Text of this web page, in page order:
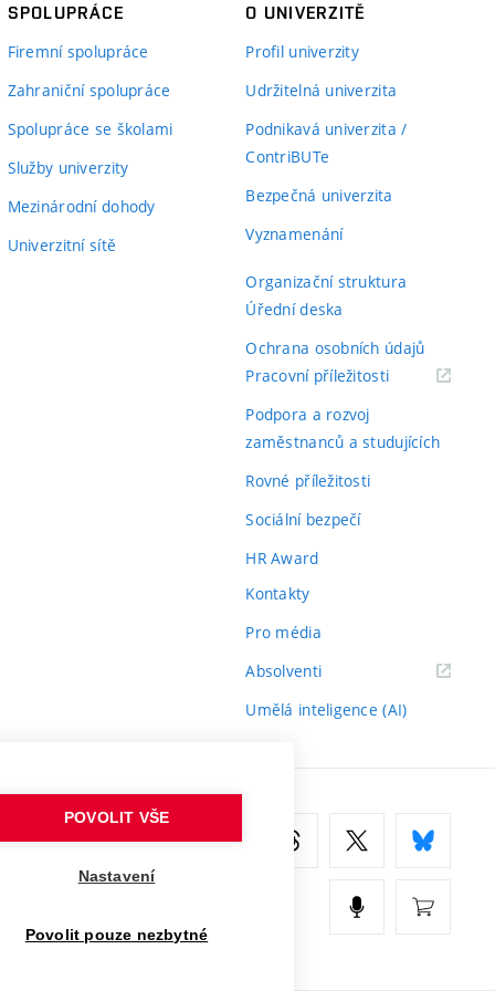
SPOLUPRÁCE
Firemní spolupráce
Zahraniční spolupráce
Spolupráce se školami
Služby univerzity
Mezinárodní dohody
Univerzitní sítě
O UNIVERZITĚ
Profil univerzity
Udržitelná univerzita
Podnikavá univerzita /
ContriBUTe
Bezpečná univerzita
Vyznamenání
Organizační struktura
Úřední deska
Ochrana osobních údajů
Pracovní příležitosti(externí
Podpora a rozvoj
zaměstnanců a studujících
Rovné příležitosti
Sociální bezpečí
HR Award
Kontakty
Pro média
Absolventi(externí
Umělá inteligence (AI)
POVOLIT VŠE
Nastavení
Povolit pouze nezbytné